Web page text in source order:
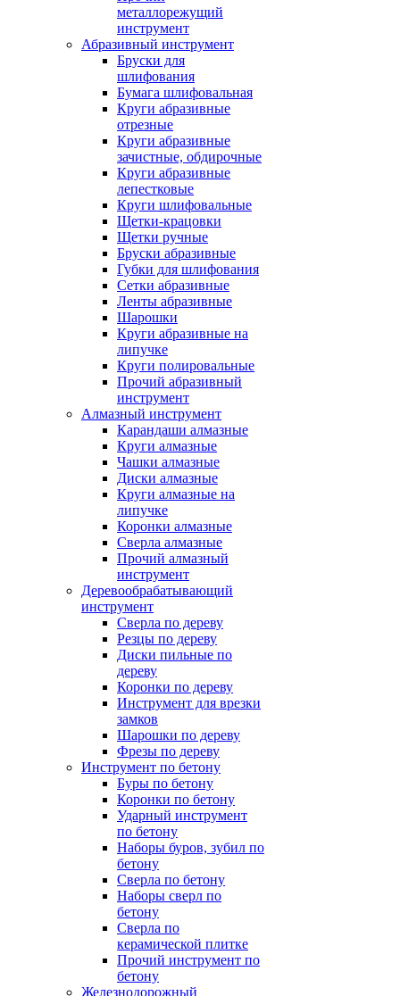
металлорежущий
инструмент
Абразивный инструмент
Бруски для
шлифования
Бумага шлифовальная
Круги абразивные
отрезные
Круги абразивные
зачистные, обдирочные
Круги абразивные
лепестковые
Круги шлифовальные
Щетки-крацовки
Щетки ручные
Бруски абразивные
Губки для шлифования
Сетки абразивные
Ленты абразивные
Шарошки
Круги абразивные на
липучке
Круги полировальные
Прочий абразивный
инструмент
Алмазный инструмент
Карандаши алмазные
Круги алмазные
Чашки алмазные
Диски алмазные
Круги алмазные на
липучке
Коронки алмазные
Сверла алмазные
Прочий алмазный
инструмент
Деревообрабатывающий
инструмент
Сверла по дереву
Резцы по дереву
Диски пильные по
дереву
Коронки по дереву
Инструмент для врезки
замков
Шарошки по дереву
Фрезы по дереву
Инструмент по бетону
Буры по бетону
Коронки по бетону
Ударный инструмент
по бетону
Наборы буров, зубил по
бетону
Сверла по бетону
Наборы сверл по
бетону
Сверла по
керамической плитке
Прочий инструмент по
бетону
Железнодорожный